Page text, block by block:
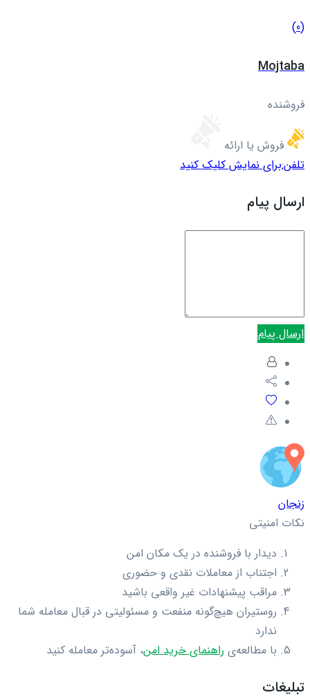
(0)
Mojtaba
فروشنده
فروش یا ارائه
تلفن:برای نمایش کلیک کنید
ارسال پیام
ارسال پیام
زنجان
نکات امنیتی
دیدار با فروشنده در یک مکان امن
اجتناب از معاملات نقدی و حضوری
مراقب پیشنهادات غیر واقعی باشید
روستیران هیچ‌گونه منفعت و مسئولیتی در قبال معامله شما
ندارد
با مطالعه‌ی راهنمای خرید امن، آسوده‌تر معامله کنید
تبلیغات